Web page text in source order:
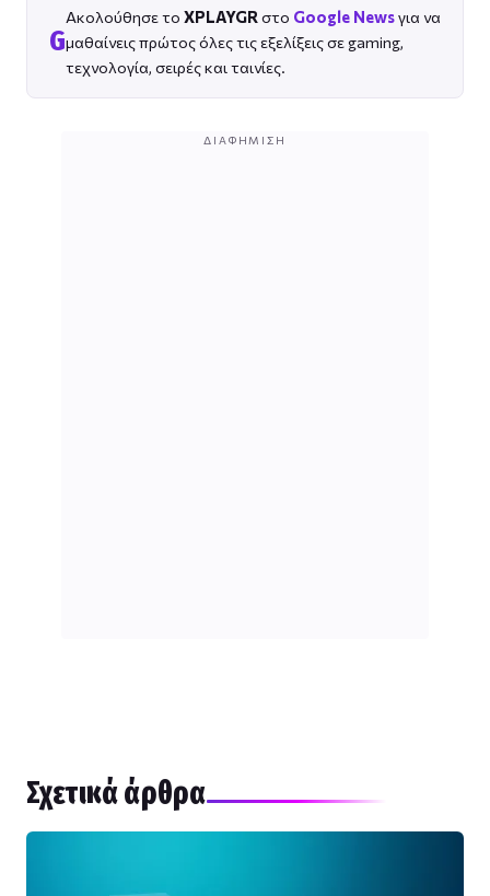
G
Ακολούθησε το XPLAYGR στο Google Newsγια να
μαθαίνεις πρώτος όλες τις εξελίξεις σε gaming,
τεχνολογία, σειρές και ταινίες.
ΔΙΑΦΉΜΙΣΗ
Σχετικά άρθρα